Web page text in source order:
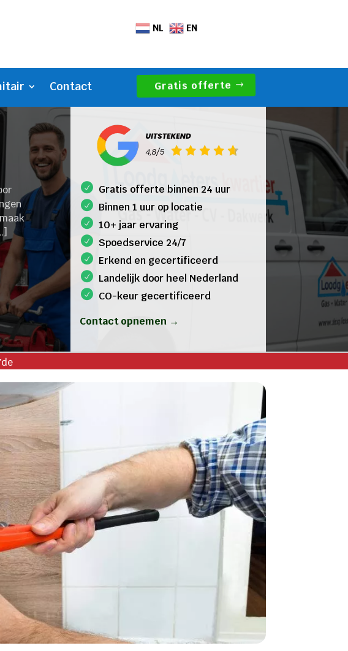
NL EN
Contact Gratis offerte
Gratis offerte binnen 24 uur
Binnen 1 uur op locatie
10+ jaar ervaring
Spoedservice 24/7
Erkend en gecertificeerd
Landelijk door heel Nederland
CO-keur gecertificeerd
Contact opnemen →